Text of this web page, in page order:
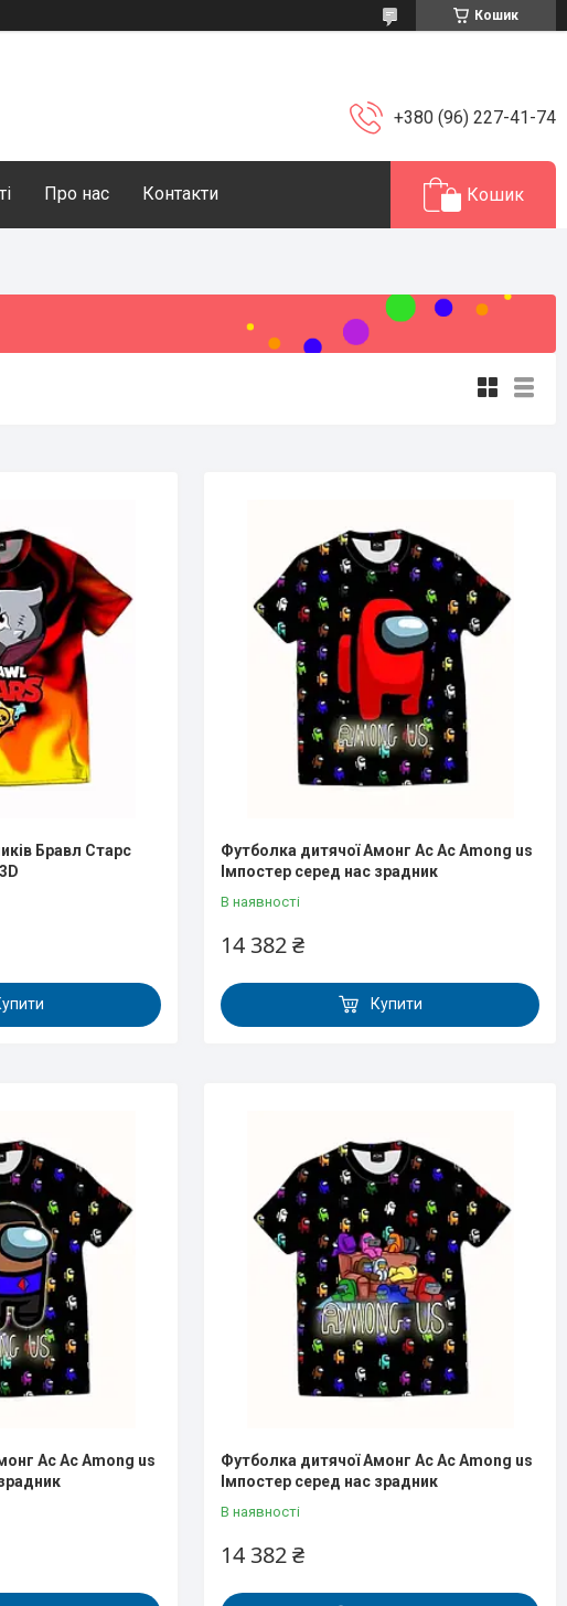
Кошик
+380 (96) 227-41-74
Про нас Контакти Кошик
Бравл Старс
Футболка дитячої Амонг Ас Ас Аmong us
Імпостер серед нас зрадник
В наявності
14 382 ₴
Купити
Ас Ас Аmong us
Футболка дитячої Амонг Ас Ас Аmong us
Імпостер серед нас зрадник
В наявності
14 382 ₴